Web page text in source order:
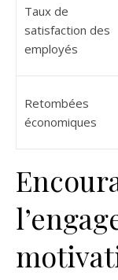
Taux de
satisfaction des
employés
Retombées
économiques